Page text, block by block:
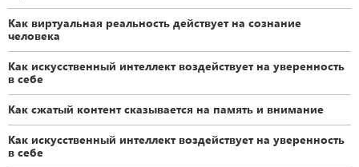
Как виртуальная реальность действует на сознание
человека
Как искусственный интеллект воздействует на уверенность
в себе
Как сжатый контент сказывается на память и внимание
Как искусственный интеллект воздействует на уверенность
в себе